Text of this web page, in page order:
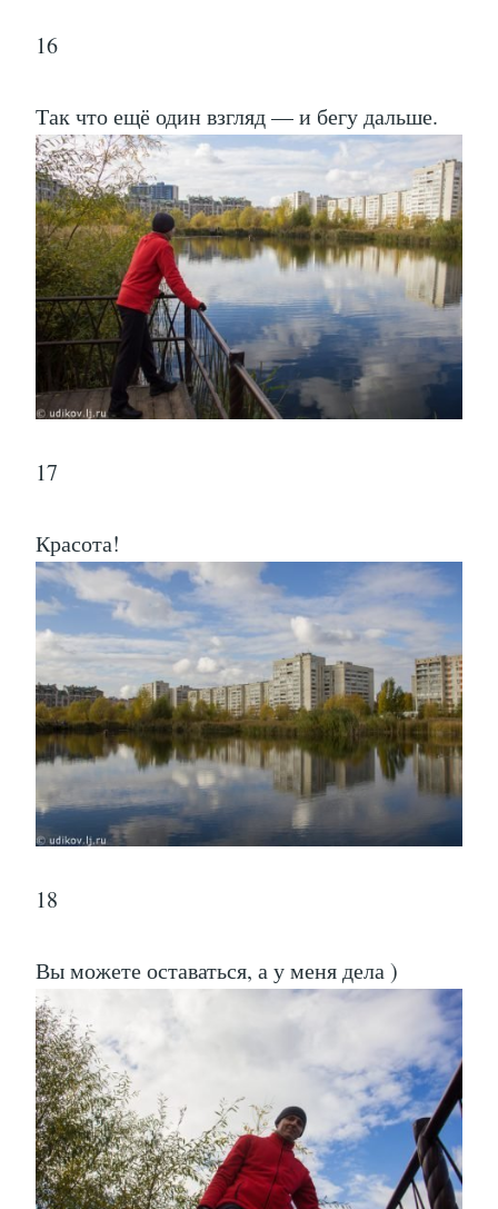
16
Так что ещё один взгляд — и бегу дальше.
17
Красота!
18
Вы можете оставаться, а у меня дела )